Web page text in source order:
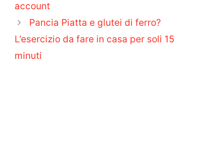
account
Pancia Piatta e glutei di ferro?
L’esercizio da fare in casa per soli 15
minuti